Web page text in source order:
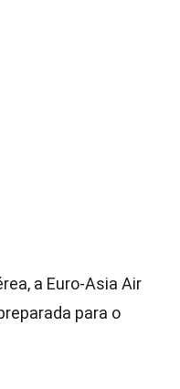
a Euro-Asia Air
para o